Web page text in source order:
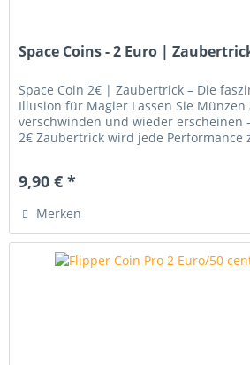
Space Coins - 2 Euro |
Space Coin 2€ | Zaubertrick – Die
Illusion für Magier Lassen Sie Münzen
verschwinden und wieder erscheinen
2€ Zaubertrick wird jede Performance
9,90 € *
Merken